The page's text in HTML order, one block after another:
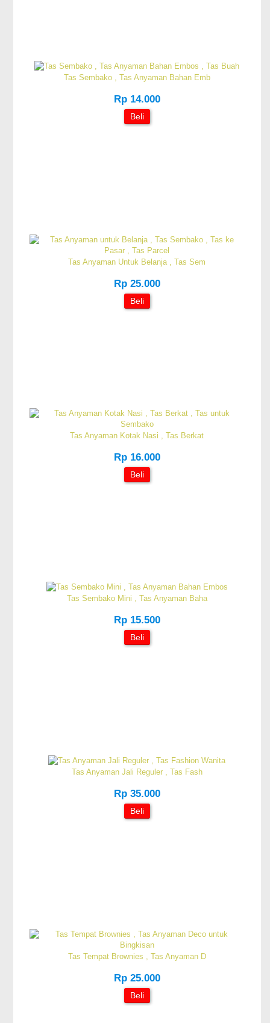
Tas Sembako , Tas Anyaman Bahan Emb
Rp 14.000
Beli
Tas Anyaman Untuk Belanja , Tas Sem
Rp 25.000
Beli
Tas Anyaman Kotak Nasi , Tas Berkat
Rp 16.000
Beli
Tas Sembako Mini , Tas Anyaman Baha
Rp 15.500
Beli
Tas Anyaman Jali Reguler , Tas Fash
Rp 35.000
Beli
Tas Tempat Brownies , Tas Anyaman D
Rp 25.000
Beli